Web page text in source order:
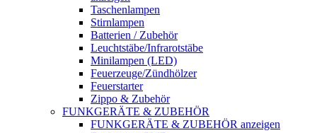
Taschenlampen
Stirnlampen
Batterien / Zubehör
Leuchtstäbe/Infrarotstäbe
Minilampen (LED)
Feuerzeuge/Zündhölzer
Feuerstarter
Zippo & Zubehör
FUNKGERÄTE & ZUBEHÖR
FUNKGERÄTE & ZUBEHÖR anzeigen